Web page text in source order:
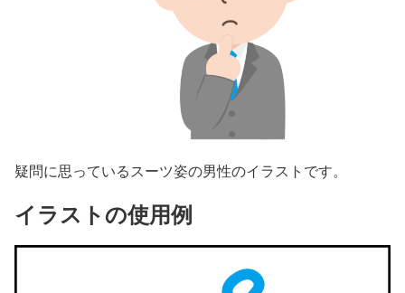
疑問に思っているスーツ姿の男性のイラストです。
イラストの使用例